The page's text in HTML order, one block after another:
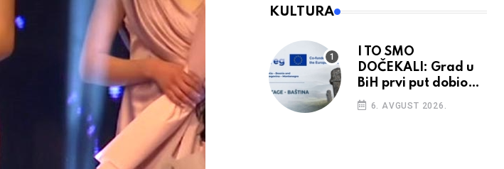
KULTURA
I TO SMO
DOČEKALI: Grad u
BiH prvi put dobio
sredstva EU
6. AVGUST 2026.